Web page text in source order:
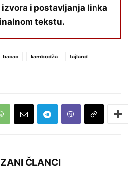
izvora i postavljanja linka
tekstu.
bacac kambodža
tajland
ČLANCI